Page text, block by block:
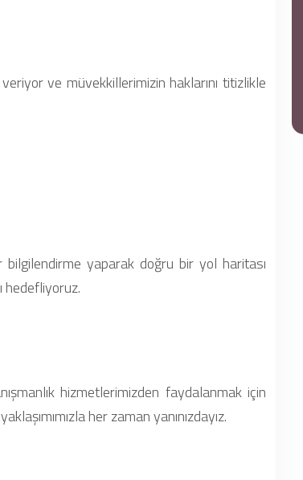
ve müvekkillerimizin haklarını titizlikle
yaparak doğru bir yol haritası
hedefliyoruz.
hizmetlerimizden faydalanmak için
her zaman yanınızdayız.